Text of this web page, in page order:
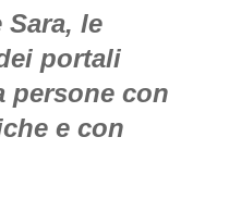
Sara, le
portali
persone con
e con